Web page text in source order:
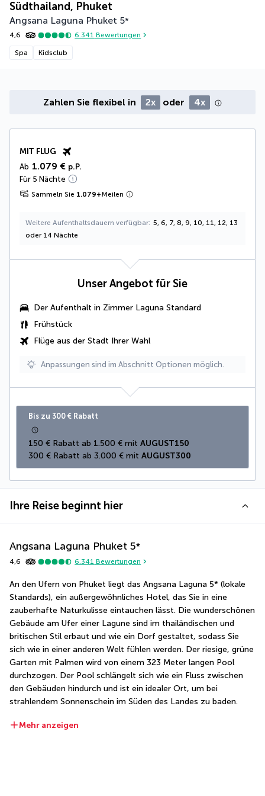
Südthailand, Phuket
Angsana Laguna Phuket 5*
4,6 6.341 Bewertungen
Spa Kidsclub
Zahlen Sie flexibel in 2x oder 4x
MIT FLUG
Ab 1.079 € p.P.
Für 5 Nächte
Sammeln Sie 1.079+Meilen
Weitere Aufenthaltsdauern verfügbar 5, 6, 7, 8, 9, 10, 11, 12, 13
oder 14 Nächte
Unser Angebot für Sie
Der Aufenthalt in Zimmer Laguna Standard
Frühstück
Flüge aus der Stadt Ihrer Wahl
Anpassungen sind im Abschnitt Optionen möglich.
Bis zu 300 € Rabatt
150 € Rabatt ab 1.500 € mit AUGUST150
300 € Rabatt ab 3.000 € mit AUGUST300
Ihre Reise beginnt hier
Angsana Laguna Phuket 5*
4,6 6.341 Bewertungen
An den Ufern von Phuket liegt das Angsana Laguna 5* (lokale
Standards), ein außergewöhnliches Hotel, das Sie in eine
zauberhafte Naturkulisse eintauchen lässt. Die wunderschönen
Gebäude am Ufer einer Lagune sind im thailändischen und
britischen Stil erbaut und wie ein Dorf gestaltet, sodass Sie
sich wie in einer anderen Welt fühlen werden. Der riesige, grüne
Garten mit Palmen wird von einem 323 Meter langen Pool
durchzogen. Der Pool schlängelt sich wie ein Fluss zwischen
den Gebäuden hindurch und ist ein idealer Ort, um bei
strahlendem Sonnenschein im Süden des Landes zu baden.
Mehr anzeigen